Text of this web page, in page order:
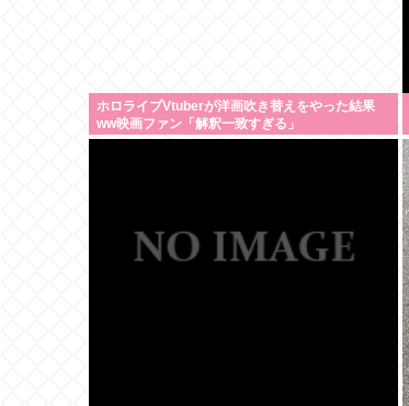
ホロライブVtuberが洋画吹き替えをやった結果
ww映画ファン「解釈一致すぎる」